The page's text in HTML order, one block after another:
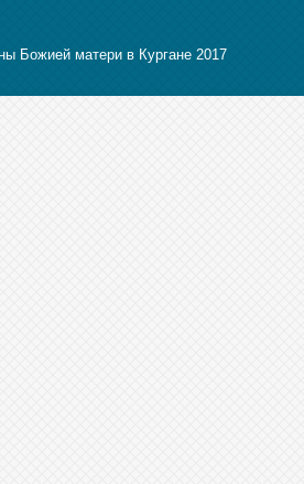
Божией матери в Кургане 2017